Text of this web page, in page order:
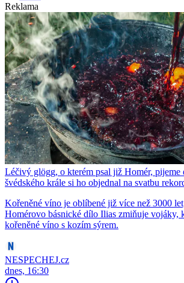
Reklama
Léčivý glögg, o kterém psal již Homér, pijeme
švédského krále si ho objednal na svatbu
Kořeněné víno je oblíbené již více než 3000
Homérovo básnické dílo Ilias zmiňuje vojáky,
kořeněné víno s kozím sýrem.
NESPECHEJ.cz
dnes, 16:30